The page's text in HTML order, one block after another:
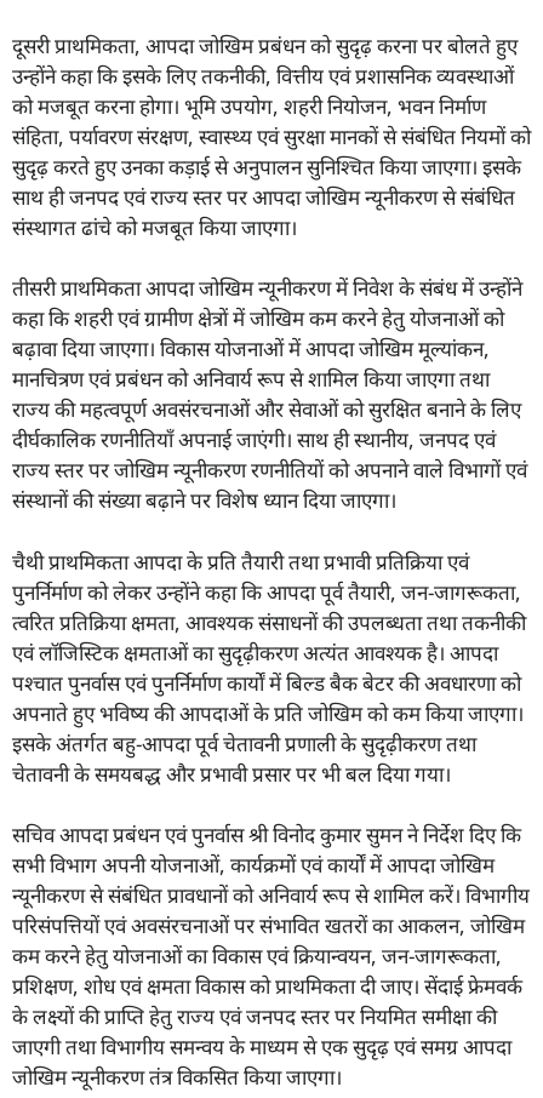
दूसरी प्राथमिकता, आपदा जोखिम प्रबंधन को सुदृढ़ करना पर बोलते हुए
उन्होंने कहा कि इसके लिए तकनीकी, वित्तीय एवं प्रशासनिक व्यवस्थाओं
को मजबूत करना होगा। भूमि उपयोग, शहरी नियोजन, भवन निर्माण
संहिता, पर्यावरण संरक्षण, स्वास्थ्य एवं सुरक्षा मानकों से संबंधित नियमों को
सुदृढ़ करते हुए उनका कड़ाई से अनुपालन सुनिश्चित किया जाएगा। इसके
साथ ही जनपद एवं राज्य स्तर पर आपदा जोखिम न्यूनीकरण से संबंधित
संस्थागत ढांचे को मजबूत किया जाएगा।
तीसरी प्राथमिकता आपदा जोखिम न्यूनीकरण में निवेश के संबंध में उन्होंने
कहा कि शहरी एवं ग्रामीण क्षेत्रों में जोखिम कम करने हेतु योजनाओं को
बढ़ावा दिया जाएगा। विकास योजनाओं में आपदा जोखिम मूल्यांकन,
मानचित्रण एवं प्रबंधन को अनिवार्य रूप से शामिल किया जाएगा तथा
राज्य की महत्वपूर्ण अवसंरचनाओं और सेवाओं को सुरक्षित बनाने के लिए
दीर्घकालिक रणनीतियाँ अपनाई जाएंगी। साथ ही स्थानीय, जनपद एवं
राज्य स्तर पर जोखिम न्यूनीकरण रणनीतियों को अपनाने वाले विभागों एवं
संस्थानों की संख्या बढ़ाने पर विशेष ध्यान दिया जाएगा।
चैथी प्राथमिकता आपदा के प्रति तैयारी तथा प्रभावी प्रतिक्रिया एवं
पुनर्निर्माण को लेकर उन्होंने कहा कि आपदा पूर्व तैयारी, जन-जागरूकता,
त्वरित प्रतिक्रिया क्षमता, आवश्यक संसाधनों की उपलब्धता तथा तकनीकी
एवं लॉजिस्टिक क्षमताओं का सुदृढ़ीकरण अत्यंत आवश्यक है। आपदा
पश्चात पुनर्वास एवं पुनर्निर्माण कार्यों में बिल्ड बैक बेटर की अवधारणा को
अपनाते हुए भविष्य की आपदाओं के प्रति जोखिम को कम किया जाएगा।
इसके अंतर्गत बहु-आपदा पूर्व चेतावनी प्रणाली के सुदृढ़ीकरण तथा
चेतावनी के समयबद्ध और प्रभावी प्रसार पर भी बल दिया गया।
सचिव आपदा प्रबंधन एवं पुनर्वास श्री विनोद कुमार सुमन ने निर्देश दिए कि
सभी विभाग अपनी योजनाओं, कार्यक्रमों एवं कार्यों में आपदा जोखिम
न्यूनीकरण से संबंधित प्रावधानों को अनिवार्य रूप से शामिल करें। विभागीय
परिसंपत्तियों एवं अवसंरचनाओं पर संभावित खतरों का आकलन, जोखिम
कम करने हेतु योजनाओं का विकास एवं क्रियान्वयन, जन-जागरूकता,
प्रशिक्षण, शोध एवं क्षमता विकास को प्राथमिकता दी जाए। सेंदाई फ्रेमवर्क
के लक्ष्यों की प्राप्ति हेतु राज्य एवं जनपद स्तर पर नियमित समीक्षा की
जाएगी तथा विभागीय समन्वय के माध्यम से एक सुदृढ़ एवं समग्र आपदा
जोखिम न्यूनीकरण तंत्र विकसित किया जाएगा।